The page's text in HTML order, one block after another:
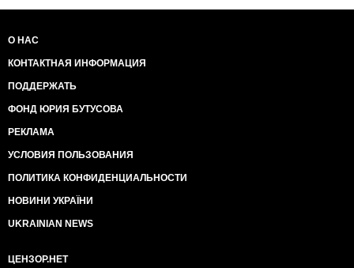
О НАС
КОНТАКТНАЯ ИНФОРМАЦИЯ
ПОДДЕРЖАТЬ
ФОНД ЮРИЯ БУТУСОВА
РЕКЛАМА
УСЛОВИЯ ПОЛЬЗОВАНИЯ
ПОЛИТИКА КОНФИДЕНЦИАЛЬНОСТИ
НОВИНИ УКРАЇНИ
UKRAINIAN NEWS
ЦЕНЗОР.НЕТ